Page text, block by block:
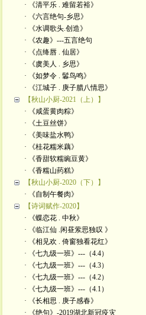
· 《清平乐 . 难留若裕》
· 《六言绝句-乡思》
· 《水调歌头.创造》
· 《农趣》---五言绝句
· 《点绛唇 . 仙居》
· 《虞美人 . 乡思》
· 《如梦令 . 鬊鸟鸣》
· 《江城子 . 庚子腊八情思》
【秋山小厨-2021（上）】
· 《咸蛋黄肉粽》
· 《土豆丝饼》
· 《美味盐水鸭》
· 《桂花糯米藕》
· 《香甜软糯豌豆黄》
· 《香糯山药糕》
【秋山小厨-2020（下）】
· 《自制午餐肉》
【诗词赋作-2020】
· 《蝶恋花 . 中秋》
· 《临江仙 .闲昼萦思独叹 》
· 《相见欢 . 倚窗独看花红》
· 《七九级一班》---（4.4）
· 《七九级一班》---（4.3）
· 《七九级一班》---（4.2）
· 《七九级一班》---（4.1）
· 《长相思 . 庚子感春》
· 《绝句》-2019湖北新冠疫灾